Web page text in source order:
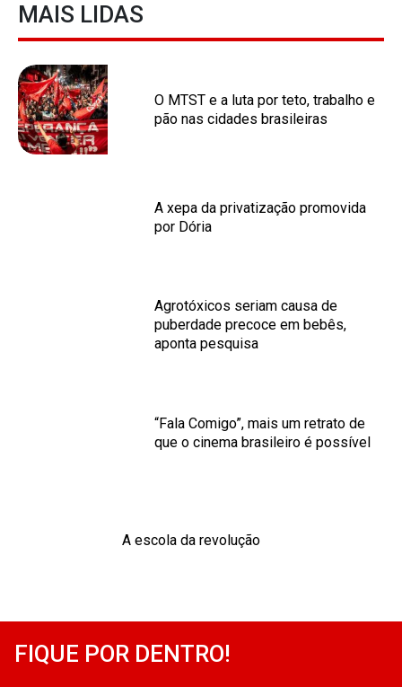
MAIS LIDAS
O MTST e a luta por teto, trabalho e
pão nas cidades brasileiras
A xepa da privatização promovida
por Dória
Agrotóxicos seriam causa de
puberdade precoce em bebês,
aponta pesquisa
“Fala Comigo”, mais um retrato de
que o cinema brasileiro é possível
A escola da revolução
FIQUE POR DENTRO!